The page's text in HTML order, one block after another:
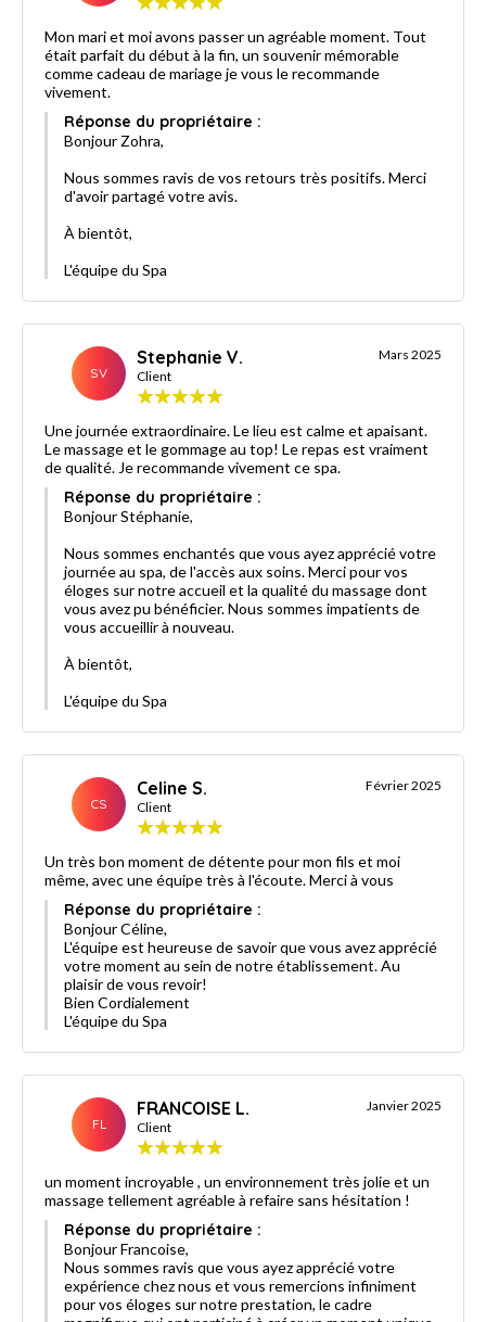
Mon mari et moi avons passer un agréable moment. Tout
était parfait du début à la fin, un souvenir mémorable
comme cadeau de mariage je vous le recommande
vivement.
Réponse du propriétaire :
Bonjour Zohra,
Nous sommes ravis de vos retours très positifs. Merci
d'avoir partagé votre avis.
À bientôt,
L'équipe du Spa
SV
Stephanie V.
Client
Mars 2025
Une journée extraordinaire. Le lieu est calme et apaisant.
Le massage et le gommage au top! Le repas est vraiment
de qualité. Je recommande vivement ce spa.
Réponse du propriétaire :
Bonjour Stéphanie,
Nous sommes enchantés que vous ayez apprécié votre
journée au spa, de l'accès aux soins. Merci pour vos
éloges sur notre accueil et la qualité du massage dont
vous avez pu bénéficier. Nous sommes impatients de
vous accueillir à nouveau.
À bientôt,
L'équipe du Spa
CS
Celine S.
Client
Février 2025
Un très bon moment de détente pour mon fils et moi
même, avec une équipe très à l'écoute. Merci à vous
Réponse du propriétaire :
Bonjour Céline,
L'équipe est heureuse de savoir que vous avez apprécié
votre moment au sein de notre établissement. Au
plaisir de vous revoir!
Bien Cordialement
L'équipe du Spa
FL
FRANCOISE L.
Client
Janvier 2025
un moment incroyable , un environnement très jolie et un
massage tellement agréable à refaire sans hésitation !
Réponse du propriétaire :
Bonjour Francoise,
Nous sommes ravis que vous ayez apprécié votre
expérience chez nous et vous remercions infiniment
pour vos éloges sur notre prestation, le cadre